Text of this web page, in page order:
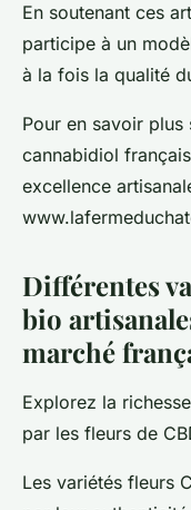
En soutenant ces
participe à un
à la fois la qualité
Pour en savoir
cannabidiol
excellence
Différentes
bio
marché
Explorez la
par les fleurs de
Les variétés fleurs